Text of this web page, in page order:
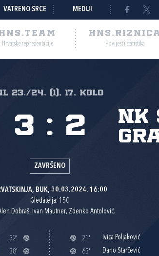
VATRENO SRCE MEDIJI
Hrvatske reprezentacije Povijest i statistika
23./24. (1), 17. kolo
NK
3 : 2
ZAVRŠENO
BUK, 30.03.2024. 16:00
Gledatelja: 150
Dobraš, Ivan Mautner, Zdenko Antolović.
32'
38'
21'
Ivica Poljaković
63'
Dario Starčević